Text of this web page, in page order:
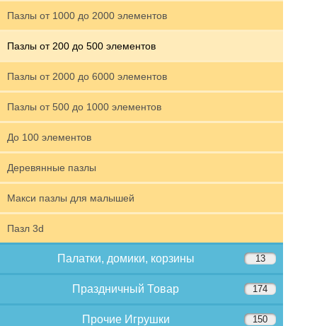
Пазлы от 1000 до 2000 элементов
Пазлы от 200 до 500 элементов
Пазлы от 2000 до 6000 элементов
Пазлы от 500 до 1000 элементов
До 100 элементов
Деревянные пазлы
Макси пазлы для малышей
Пазл 3d
Палатки, домики, корзины 13
Праздничный Товар 174
Прочие Игрушки 150